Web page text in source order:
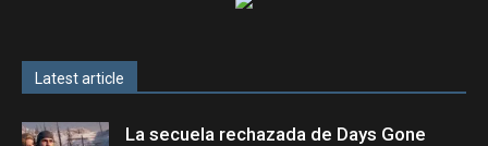
Latest article
La secuela rechazada de Days Gone